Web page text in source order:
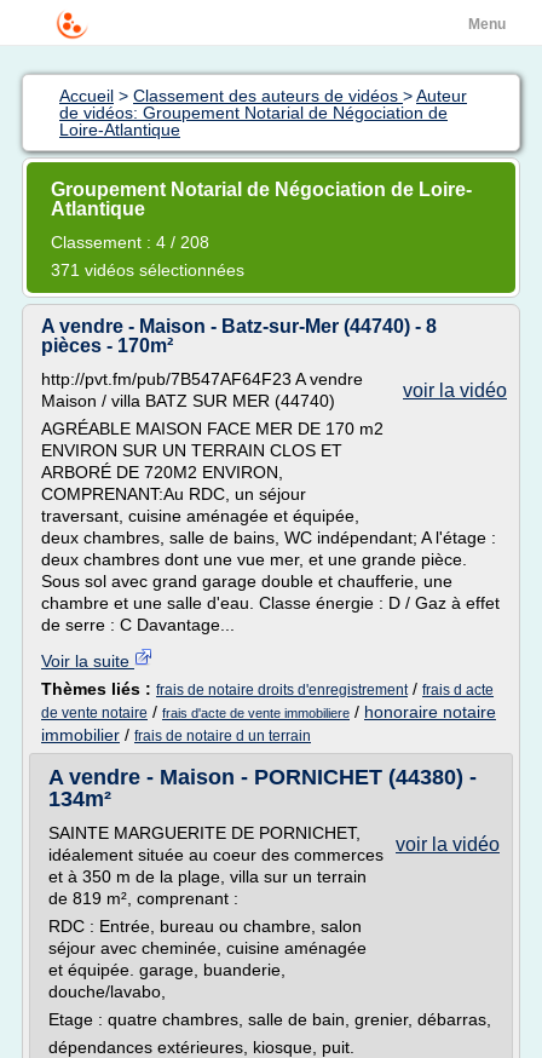
Menu
Accueil > Classement des auteurs de vidéos >Auteur
de vidéos: Groupement Notarial de Négociation de
Loire-Atlantique
Groupement Notarial de Négociation de Loire-
Atlantique
Classement : 4 / 208
371 vidéos sélectionnées
A vendre - Maison - Batz-sur-Mer (44740) - 8
pièces - 170m²
voir la vidéo
http://pvt.fm/pub/7B547AF64F23 A vendre
Maison / villa BATZ SUR MER (44740)
AGRÉABLE MAISON FACE MER DE 170 m2
ENVIRON SUR UN TERRAIN CLOS ET
ARBORÉ DE 720M2 ENVIRON,
COMPRENANT:Au RDC, un séjour
traversant, cuisine aménagée et équipée,
deux chambres, salle de bains, WC indépendant; A l'étage :
deux chambres dont une vue mer, et une grande pièce.
Sous sol avec grand garage double et chaufferie, une
chambre et une salle d'eau. Classe énergie : D / Gaz à effet
de serre : C Davantage...
Voir la suite
Thèmes liés : frais de notaire droits d'enregistrement/ frais d acte
de vente notaire / frais d'acte de vente immobiliere / honoraire notaire
immobilier / frais de notaire d un terrain
A vendre - Maison - PORNICHET (44380) -
134m²
voir la vidéo
SAINTE MARGUERITE DE PORNICHET,
idéalement située au coeur des commerces
et à 350 m de la plage, villa sur un terrain
de 819 m², comprenant :
RDC : Entrée, bureau ou chambre, salon
séjour avec cheminée, cuisine aménagée
et équipée. garage, buanderie,
douche/lavabo,
Etage : quatre chambres, salle de bain, grenier, débarras,
dépendances extérieures, kiosque, puit.